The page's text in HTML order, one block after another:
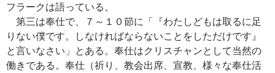
フラークは語っている。
第三は奉仕で、７～１０節に「『わたしどもは取るに足
りない僕です。しなければならないことをしただけです』
と言いなさい」とある。奉仕はクリスチャンとして当然の
働きである。奉仕（祈り、教会出席、宣教、様々な奉仕活